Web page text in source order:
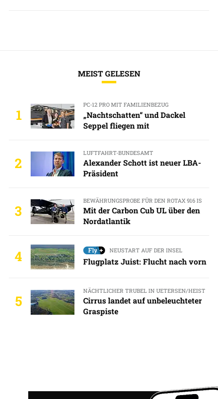
MEIST GELESEN
1
PC-12 PRO MIT FAMILIENBEZUG
„Nachtschatten“ und Dackel
Seppel fliegen mit
2
LUFTFAHRT-BUNDESAMT
Alexander Schott ist neuer LBA-
Präsident
3
BEWÄHRUNGSPROBE FÜR DEN ROTAX 916 IS
Mit der Carbon Cub UL über den
Nordatlantik
4 NEUSTART AUF DER INSEL
Flugplatz Juist: Flucht nach vorn
5
NÄCHTLICHER TRUBEL IN UETERSEN/HEIST
Cirrus landet auf unbeleuchteter
Graspiste